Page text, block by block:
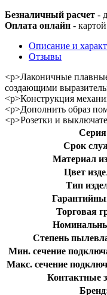
Безналичный расчет -
Оплата онлайн - картой
Описание и
Отзывы
<p>Лаконичные
создающими
<p>Конструкция
<p>Дополнить образ
<p>Розетки и
Срок
Материал
Цвет
Тип
Торговая
Степень
Мин. сечение
Макс. сечение
Контактные